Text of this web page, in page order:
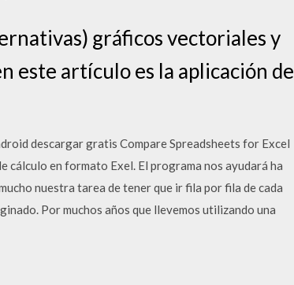
gráficos vectoriales y
este artículo es la aplicación de
descargar gratis Compare Spreadsheets for Excel
cálculo en formato Exel. El programa nos ayudará ha
nuestra tarea de tener que ir fila por fila de cada
Por muchos años que llevemos utilizando una